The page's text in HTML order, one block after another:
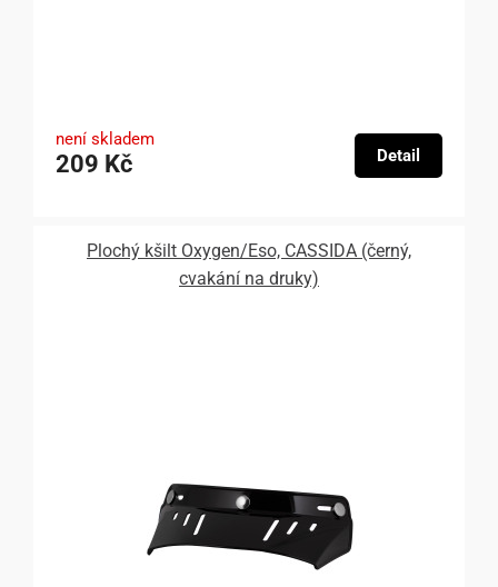
není skladem
209 Kč Detail
Plochý kšilt Oxygen/Eso, CASSIDA (černý,
cvakání na druky)